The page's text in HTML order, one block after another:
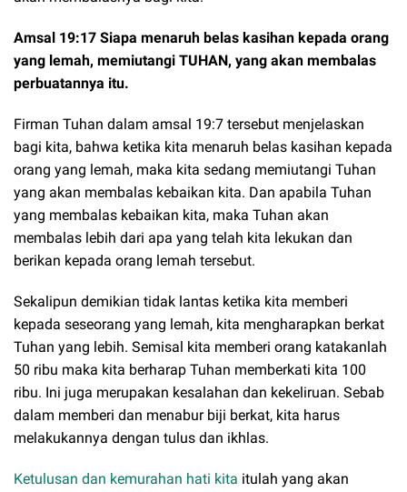
Amsal 19:17 Siapa menaruh belas kasihan kepada orang
yang lemah, memiutangi TUHAN, yang akan membalas
perbuatannya itu.
Firman Tuhan dalam amsal 19:7 tersebut menjelaskan
bagi kita, bahwa ketika kita menaruh belas kasihan kepada
orang yang lemah, maka kita sedang memiutangi Tuhan
yang akan membalas kebaikan kita. Dan apabila Tuhan
yang membalas kebaikan kita, maka Tuhan akan
membalas lebih dari apa yang telah kita lekukan dan
berikan kepada orang lemah tersebut.
Sekalipun demikian tidak lantas ketika kita memberi
kepada seseorang yang lemah, kita mengharapkan berkat
Tuhan yang lebih. Semisal kita memberi orang katakanlah
50 ribu maka kita berharap Tuhan memberkati kita 100
ribu. Ini juga merupakan kesalahan dan kekeliruan. Sebab
dalam memberi dan menabur biji berkat, kita harus
melakukannya dengan tulus dan ikhlas.
Ketulusan dan kemurahan hati kita itulah yang akan